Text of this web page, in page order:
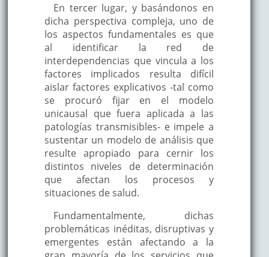
En tercer lugar, y basándonos en
dicha perspectiva compleja, uno de
los aspectos fundamentales es que
al identificar la red de
interdependencias que vincula a los
factores implicados resulta difícil
aislar factores explicativos -tal como
se procuró fijar en el modelo
unicausal que fuera aplicada a las
patologías transmisibles- e impele a
sustentar un modelo de análisis que
resulte apropiado para cernir los
distintos niveles de determinación
que afectan los procesos y
situaciones de salud.
Fundamentalmente, dichas
problemáticas inéditas, disruptivas y
emergentes están afectando a la